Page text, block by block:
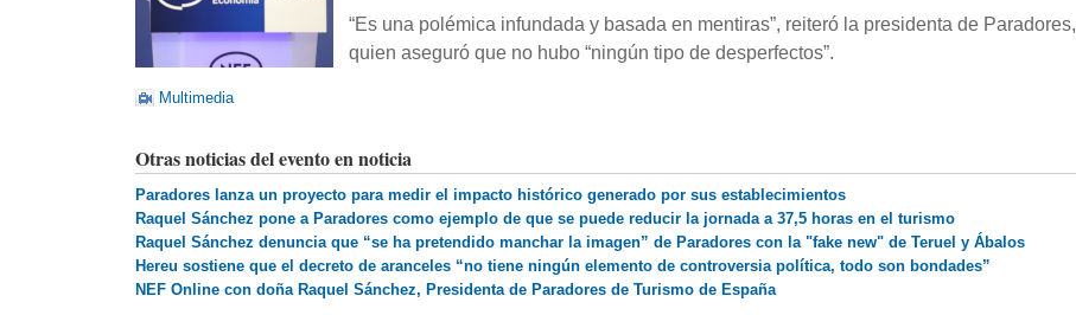
“Es una polémica infundada y basada en mentiras”, reiteró la presidenta de Paradores,
quien aseguró que no hubo “ningún tipo de desperfectos”.
Multimedia
Otras noticias del evento en noticia
Paradores lanza un proyecto para medir el impacto histórico generado por sus establecimientos
Raquel Sánchez pone a Paradores como ejemplo de que se puede reducir la jornada a 37,5 horas en el turismo
Raquel Sánchez denuncia que “se ha pretendido manchar la imagen” de Paradores con la "fake new" de Teruel y Ábalos
Hereu sostiene que el decreto de aranceles “no tiene ningún elemento de controversia política, todo son bondades”
NEF Online con doña Raquel Sánchez, Presidenta de Paradores de Turismo de España